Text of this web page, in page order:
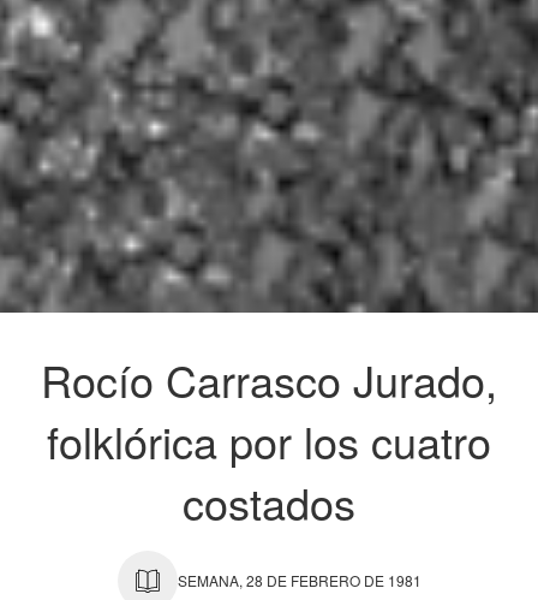
Rocío Carrasco Jurado,
folklórica por los cuatro
costados
SEMANA, 28 DE FEBRERO DE 1981